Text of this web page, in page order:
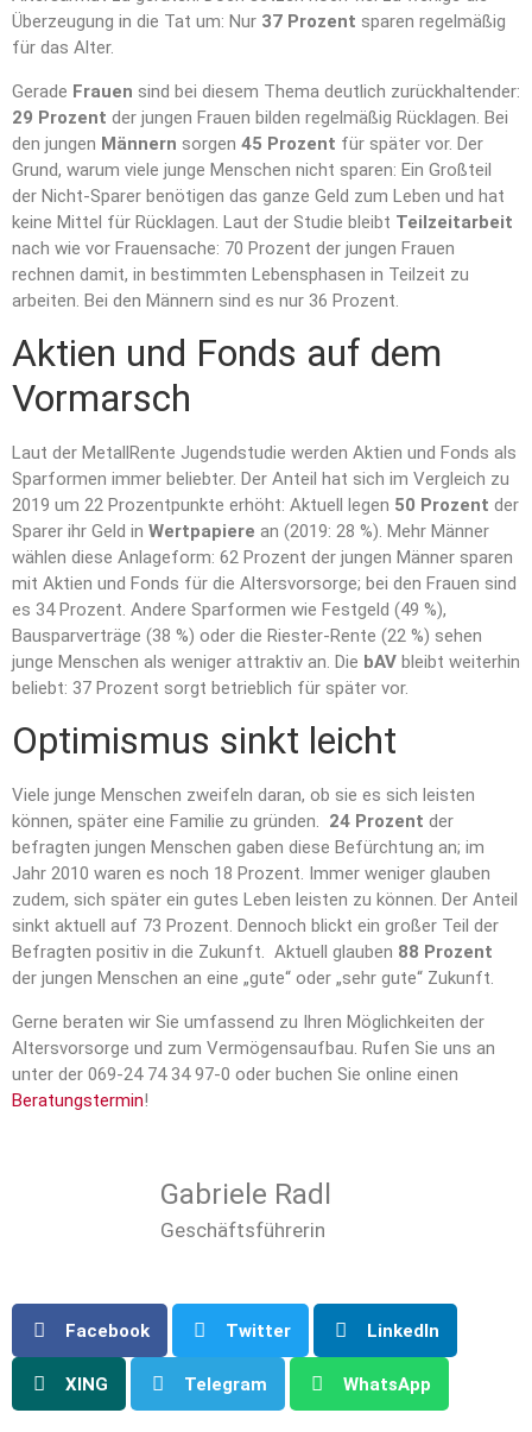
Überzeugung in die Tat um: Nur 37 Prozent sparen regelmäßig
für das Alter.
Gerade Frauen sind bei diesem Thema deutlich zurückhaltender:
29 Prozent der jungen Frauen bilden regelmäßig Rücklagen. Bei
den jungen Männern sorgen 45 Prozent für später vor. Der
Grund, warum viele junge Menschen nicht sparen: Ein Großteil
der Nicht-Sparer benötigen das ganze Geld zum Leben und hat
keine Mittel für Rücklagen. Laut der Studie bleibt Teilzeitarbeit
nach wie vor Frauensache: 70 Prozent der jungen Frauen
rechnen damit, in bestimmten Lebensphasen in Teilzeit zu
arbeiten. Bei den Männern sind es nur 36 Prozent.
Aktien und Fonds auf dem
Vormarsch
Laut der MetallRente Jugendstudie werden Aktien und Fonds als
Sparformen immer beliebter. Der Anteil hat sich im Vergleich zu
2019 um 22 Prozentpunkte erhöht: Aktuell legen 50 Prozent der
Sparer ihr Geld in Wertpapiere an (2019: 28 %). Mehr Männer
wählen diese Anlageform: 62 Prozent der jungen Männer sparen
mit Aktien und Fonds für die Altersvorsorge; bei den Frauen sind
es 34 Prozent. Andere Sparformen wie Festgeld (49 %),
Bausparverträge (38 %) oder die Riester-Rente (22 %) sehen
junge Menschen als weniger attraktiv an. Die bAV bleibt weiterhin
beliebt: 37 Prozent sorgt betrieblich für später vor.
Optimismus sinkt leicht
Viele junge Menschen zweifeln daran, ob sie es sich leisten
können, später eine Familie zu gründen. 24 Prozent der
befragten jungen Menschen gaben diese Befürchtung an; im
Jahr 2010 waren es noch 18 Prozent. Immer weniger glauben
zudem, sich später ein gutes Leben leisten zu können. Der Anteil
sinkt aktuell auf 73 Prozent. Dennoch blickt ein großer Teil der
Befragten positiv in die Zukunft. Aktuell glauben 88 Prozent
der jungen Menschen an eine „gute“ oder „sehr gute“ Zukunft.
Gerne beraten wir Sie umfassend zu Ihren Möglichkeiten der
Altersvorsorge und zum Vermögensaufbau. Rufen Sie uns an
unter der 069-24 74 34 97-0 oder buchen Sie online einen
Beratungstermin!
Gabriele Radl
Geschäftsführerin
Facebook Twitter LinkedIn
XING Telegram WhatsApp